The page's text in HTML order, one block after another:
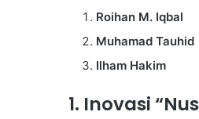
Roihan M. Iqbal
Muhamad Tauhid
Ilham Hakim
1. Inovasi